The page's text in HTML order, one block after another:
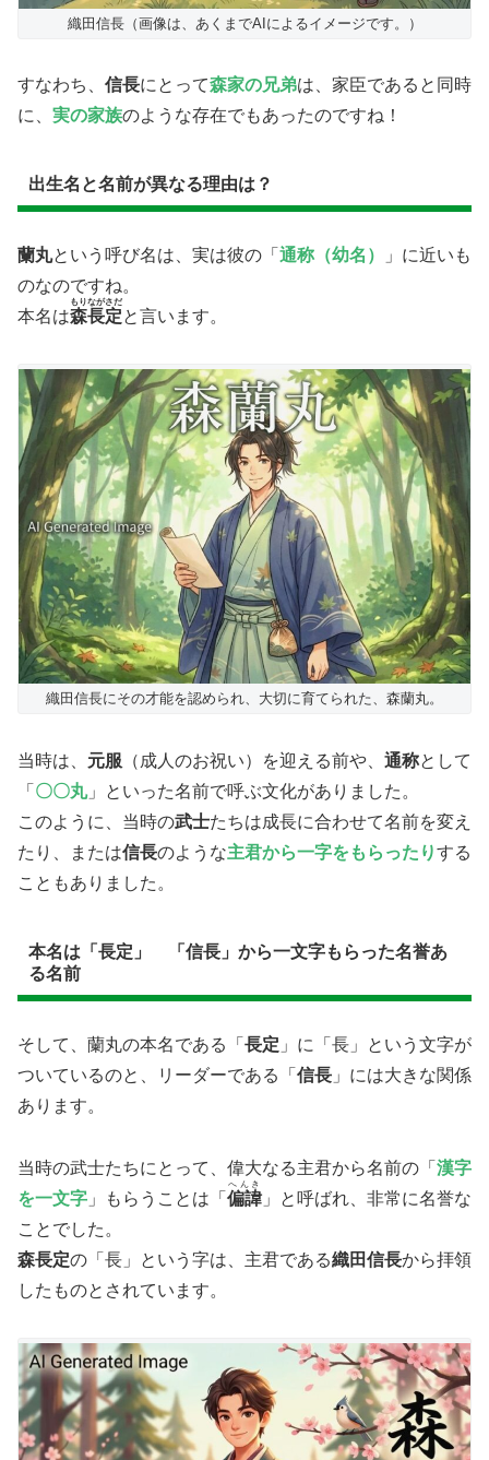
織田信長（画像は、あくまでAIによるイメージです。）
​すなわち、 信長にとって森家の兄弟は、家臣であると同時
に、 実の家族のような存在でもあったのですね！
出生名と名前が異なる理由は？
​蘭丸という呼び名は、実は彼の「 通称（幼名）
」に近いも
のなのですね。
​本名は森長定
もりながさだ
と言います。
織田信長にその才能を認められ、大切に育てられた、森蘭丸。
​当時は、 元服 （成人のお祝い）を迎える前や、 通称として
「 〇〇丸」といった名前で呼ぶ文化がありました。
このように、当時の​武士たちは成長に合わせて名前を変え
たり、または信長のような主君から一字をもらったりする
こともありました。
本名は「長定」 「信長」から一文字もらった名誉あ
る名前
そして、蘭丸の本名である「 長定 」に「長」という文字が
ついているのと、リーダーである「 信長 」には大きな関係
あります。
当時の​武士たちにとって、偉大なる主君から名前の「 漢字
を一文字 」もらうことは「 偏諱
へんき
」と呼ばれ、非常に名誉な
ことでした。
森長定の「長」という字は、主君である織田信長から拝領
したものとされています。